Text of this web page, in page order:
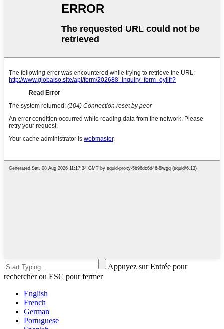
Appuyez sur Entrée pour
rechercher ou ESC pour fermer
English
French
German
Portuguese